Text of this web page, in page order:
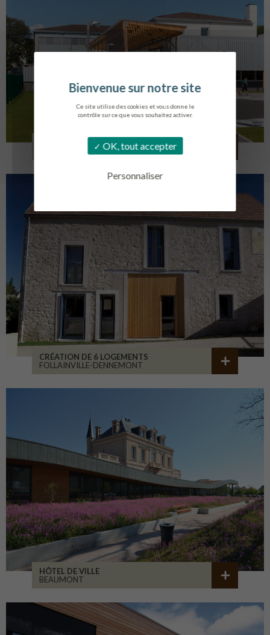
Ce site utilise des cookies et vous donne le
contrôle sur ce que vous souhaitez activer.
OK, tout accepter
Personnaliser
COLLÈGE MONTMORENCY
BOURBONNE-LES-BAINS
CRÉATION DE 6 LOGEMENTS
FOLLAINVILLE-DENNEMONT
HÔTEL DE VILLE
BEAUMONT